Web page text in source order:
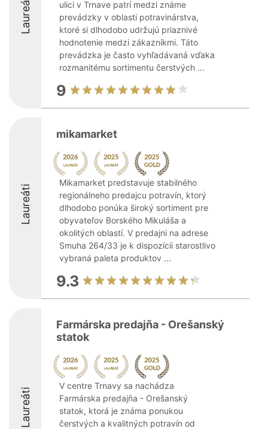
Laureáti
ulici v Trnave patrí medzi známe
prevádzky v oblasti potravinárstva,
ktoré si dlhodobo udržujú priaznivé
hodnotenie medzi zákazníkmi. Táto
prevádzka je často vyhľadávaná vďaka
rozmanitému sortimentu čerstvých ...
9
Laureáti
mikamarket
Mikamarket predstavuje stabilného
regionálneho predajcu potravín, ktorý
dlhodobo ponúka široký sortiment pre
obyvateľov Borského Mikuláša a
okolitých oblastí. V predajni na adrese
Smuha 264/33 je k dispozícii starostlivo
vybraná paleta produktov ...
9.3
Laureáti
Farmárska predajňa - Orešanský
statok
V centre Trnavy sa nachádza
Farmárska predajňa - Orešanský
statok, ktorá je známa ponukou
čerstvých a kvalitných potravín od